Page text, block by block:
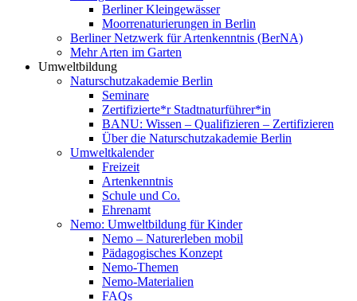
Berliner Kleingewässer
Moorrenaturierungen in Berlin
Berliner Netzwerk für Artenkenntnis (BerNA)
Mehr Arten im Garten
Umweltbildung
Naturschutzakademie Berlin
Seminare
Zertifizierte*r Stadtnaturführer*in
BANU: Wissen – Qualifizieren – Zertifizieren
Über die Naturschutzakademie Berlin
Umweltkalender
Freizeit
Artenkenntnis
Schule und Co.
Ehrenamt
Nemo: Umweltbildung für Kinder
Nemo – Naturerleben mobil
Pädagogisches Konzept
Nemo-Themen
Nemo-Materialien
FAQs